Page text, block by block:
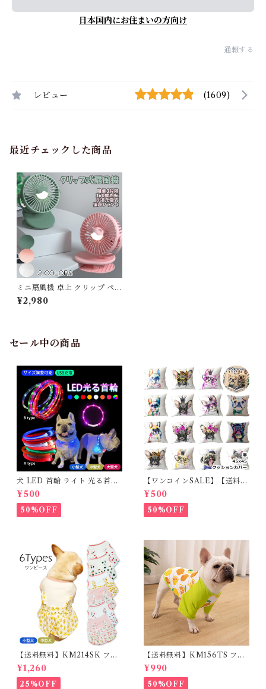
日本国内にお住まいの方向け
通報する
レビュー (1609)
最近チェックした商品
ミニ扇風機 卓上 クリップ ペッ
トカート ペットバギー 静音 ミ
ニ 小型扇風機 ミニファン 卓上
アウトドア G132
¥2,980
セール中の商品
犬 LED 首輪 ライト 光る首輪
USB充電 生活防水 長さ調整可
能 首輪 犬用 ペット カラー ペ
ット用品 軽量 ドッグ用品 フレ
ンチブルドック 大型犬 中型犬
¥500
50%OFF
【ワンコインSALE】【送料無
料】KM503G クッションカバ
ー フレンチブルドッグ クリー
ム フレブル
¥500
50%OFF
【送料無料】KM214SK フレ
ブル 女の子 スカート ワンピー
ス夏 フリル 犬服 ドックウェア
¥1,260
25%OFF
【送料無料】KM156TS フレ
ブル Tシャツ フレンチブルド
ック レモン柄 犬服 ドックウェ
ア
¥990
50%OFF